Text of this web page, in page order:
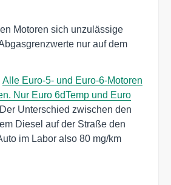
Motoren sich unzulässige
nur auf dem
Alle Euro-5- und Euro-6-Motoren
Nur Euro 6dTemp und Euro
Der Unterschied zwischen den
Diesel auf der Straße den
im Labor also 80 mg/km